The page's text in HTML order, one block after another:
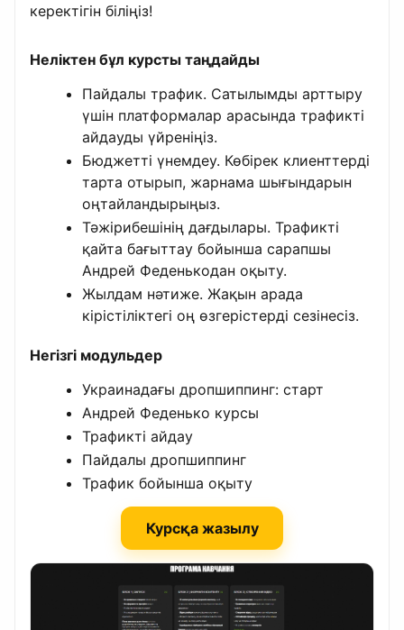
керектігін біліңіз!
Неліктен бұл курсты таңдайды
Пайдалы трафик. Сатылымды арттыру
үшін платформалар арасында трафикті
айдауды үйреніңіз.
Бюджетті үнемдеу. Көбірек клиенттерді
тарта отырып, жарнама шығындарын
оңтайландырыңыз.
Тәжірибешінің дағдылары. Трафикті
қайта бағыттау бойынша сарапшы
Андрей Феденькодан оқыту.
Жылдам нәтиже. Жақын арада
кірістіліктегі оң өзгерістерді сезінесіз.
Негізгі модульдер
Украинадағы дропшиппинг: старт
Андрей Феденько курсы
Трафикті айдау
Пайдалы дропшиппинг
Трафик бойынша оқыту
Курсқа жазылу